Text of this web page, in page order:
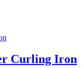
Curling Iron